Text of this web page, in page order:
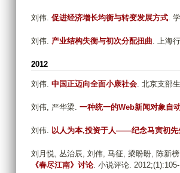
刘伟. 促进经济增长均衡与转变发展方式.
刘伟. 产业结构失衡与初次分配扭曲. 上海
2012
刘伟. 中国正迈向全面小康社会. 北京支部
刘伟, 严华梁. 一种统一的Web新闻对象自
刘伟. 以人为本,投资于人——纪念马寅初先
刘月悦, 丛治辰, 刘伟, 马征, 梁盼盼, 陈新
《春尽江南》讨论. 小说评论.